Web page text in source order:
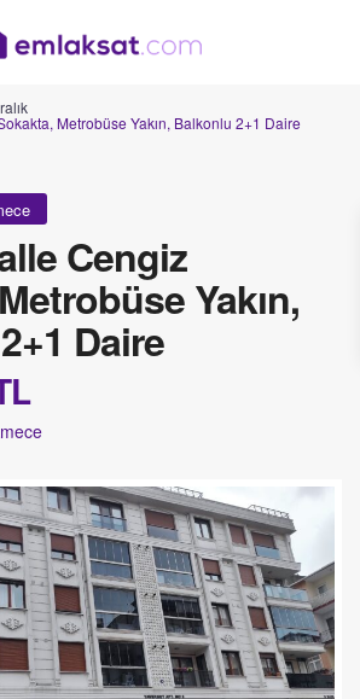
Metrobüse Yakın, Balkonlu 2+1 Daire
Cengiz
Yakın,
Daire